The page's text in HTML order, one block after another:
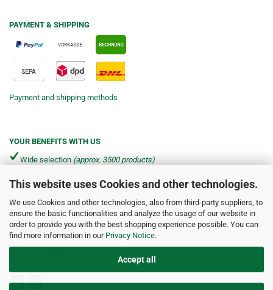
This website uses Cookies and other technologies.
We use Cookies and other technologies, also from third-party suppliers, to
ensure the basic functionalities and analyze the usage of our website in
order to provide you with the best shopping experience possible. You can
find more information in our Privacy Notice.
Accept all
PAYMENT & SHIPPING
Payment and shipping methods
YOUR BENEFITS WITH US
Wide selection (approx. 3500 products)
Shipping from €4.90 per parcel*
Fast delivery via DHL & DPD
Friendly service